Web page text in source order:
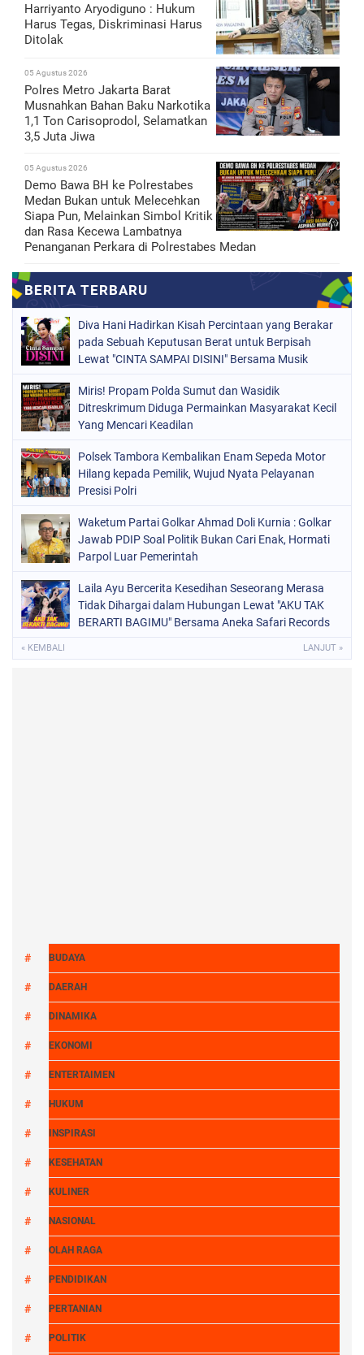
Harriyanto Aryodiguno : Hukum
Harus Tegas, Diskriminasi Harus
Ditolak
05 Agustus 2026
Polres Metro Jakarta Barat
Musnahkan Bahan Baku Narkotika
1,1 Ton Carisoprodol, Selamatkan
3,5 Juta Jiwa
05 Agustus 2026
Demo Bawa BH ke Polrestabes
Medan Bukan untuk Melecehkan
Siapa Pun, Melainkan Simbol Kritik
dan Rasa Kecewa Lambatnya
Penanganan Perkara di Polrestabes Medan
Diva Hani Hadirkan Kisah Percintaan yang Berakar
pada Sebuah Keputusan Berat untuk Berpisah
Lewat "CINTA SAMPAI DISINI" Bersama Musik
Miris! Propam Polda Sumut dan Wasidik
Ditreskrimum Diduga Permainkan Masyarakat Kecil
Yang Mencari Keadilan
Polsek Tambora Kembalikan Enam Sepeda Motor
Hilang kepada Pemilik, Wujud Nyata Pelayanan
Presisi Polri
Waketum Partai Golkar Ahmad Doli Kurnia : Golkar
Jawab PDIP Soal Politik Bukan Cari Enak, Hormati
Parpol Luar Pemerintah
Laila Ayu Bercerita Kesedihan Seseorang Merasa
Tidak Dihargai dalam Hubungan Lewat "AKU TAK
BERARTI BAGIMU" Bersama Aneka Safari Records
« KEMBALI LANJUT »
BUDAYA
DAERAH
DINAMIKA
EKONOMI
ENTERTAIMEN
HUKUM
INSPIRASI
KESEHATAN
KULINER
NASIONAL
OLAH RAGA
PENDIDIKAN
PERTANIAN
POLITIK